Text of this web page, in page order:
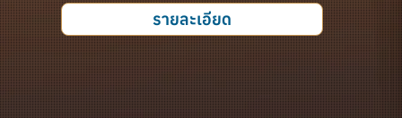
รายละเอียด